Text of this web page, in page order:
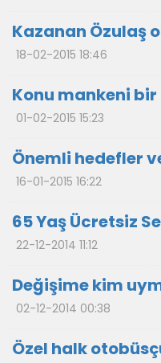
Kazanan Özulaş
18-02-2015 18:46
Konu mankeni
01-02-2015 15:23
Önemli hedefler
16-01-2015 16:22
65 Yaş Ücretsiz
22-12-2014 11:12
Değişime kim
02-12-2014 00:38
Özel halk